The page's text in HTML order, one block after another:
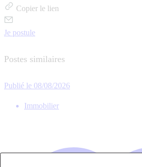
Copier le lien
Je postule
Postes similaires
Publié le 08/08/2026
Immobilier